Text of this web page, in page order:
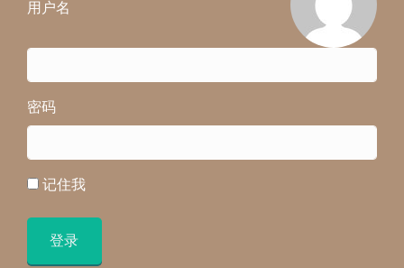
用户名
密码
记住我